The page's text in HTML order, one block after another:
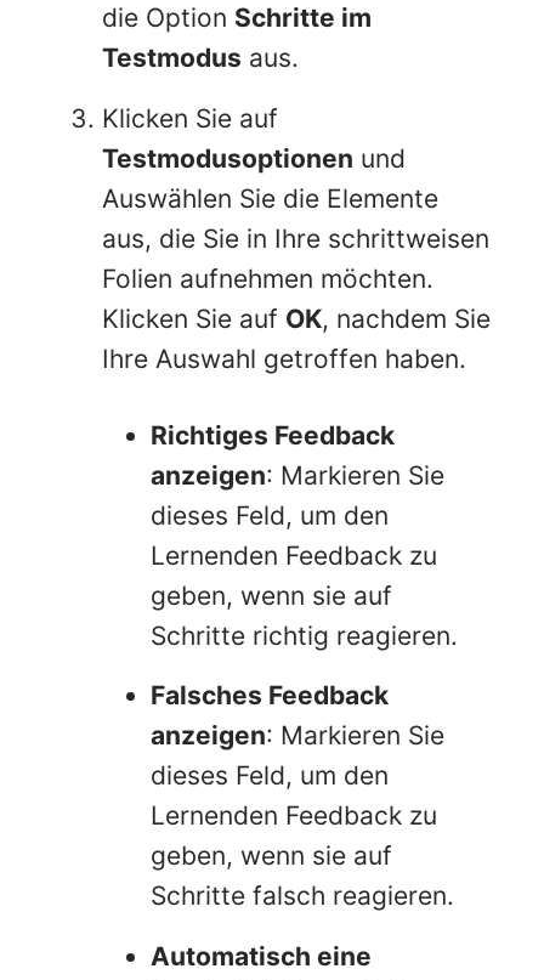
die Option Schritte im
Testmodus aus.
Klicken Sie auf
Testmodusoptionen und
Auswählen Sie die Elemente
aus, die Sie in Ihre schrittweisen
Folien aufnehmen möchten.
Klicken Sie auf OK, nachdem Sie
Ihre Auswahl getroffen haben.
Richtiges Feedback
anzeigen: Markieren Sie
dieses Feld, um den
Lernenden Feedback zu
geben, wenn sie auf
Schritte richtig reagieren.
Falsches Feedback
anzeigen: Markieren Sie
dieses Feld, um den
Lernenden Feedback zu
geben, wenn sie auf
Schritte falsch reagieren.
Automatisch eine